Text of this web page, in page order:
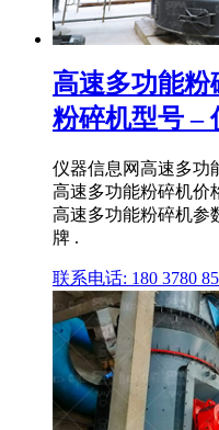
高速多功能粉
粉碎机型号 –
仪器信息网高速多功
高速多功能粉碎机价
高速多功能粉碎机参
牌 .
联系电话: 180 3780